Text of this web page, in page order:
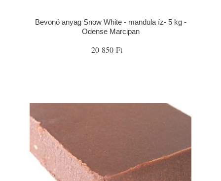
Bevonó anyag Snow White - mandula íz- 5 kg -
Odense Marcipan
20 850 Ft